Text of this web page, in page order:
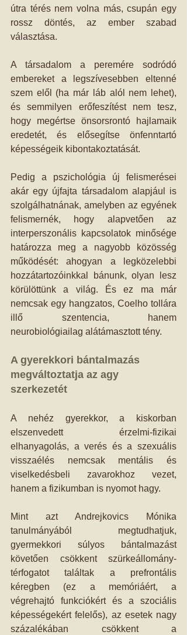
útra térés nem volna más, csupán egy
rossz döntés, az ember szabad
választása.
A társadalom a peremére sodródó
embereket a legszívesebben eltenné
szem elől (ha már láb alól nem lehet),
és semmilyen erőfeszítést nem tesz,
hogy megértse önsorsrontó hajlamaik
eredetét, és elősegítse önfenntartó
képességeik kibontakoztatását.
Pedig a pszichológia új felismerései
akár egy újfajta társadalom alapjául is
szolgálhatnának, amelyben az egyének
felismernék, hogy alapvetően az
interperszonális kapcsolatok minősége
határozza meg a nagyobb közösség
működését: ahogyan a legközelebbi
hozzátartozóinkkal bánunk, olyan lesz
körülöttünk a világ. És ez ma már
nemcsak egy hangzatos, Coelho tollára
illő szentencia, hanem
neurobiológiailag alátámasztott tény.
A gyerekkori bántalmazás
megváltoztatja az agy
szerkezetét
A nehéz gyerekkor, a kiskorban
elszenvedett érzelmi-fizikai
elhanyagolás, a verés és a szexuális
visszaélés nemcsak mentális és
viselkedésbeli zavarokhoz vezet,
hanem a fizikumban is nyomot hagy.
Mint azt Andrejkovics Mónika
tanulmányából megtudhatjuk,
gyermekkori súlyos bántalmazást
követően csökkent szürkeállomány-
térfogatot találtak a prefrontális
kéregben (ez a memóriáért, a
végrehajtó funkciókért és a szociális
képességekért felelős), az esetek nagy
százalékában csökkent a